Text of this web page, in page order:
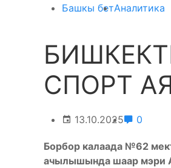
Башкы бетАналитика
СПОРТ
13.10.2025 0
Борбор калаада №62
ачылышында шаар мэри